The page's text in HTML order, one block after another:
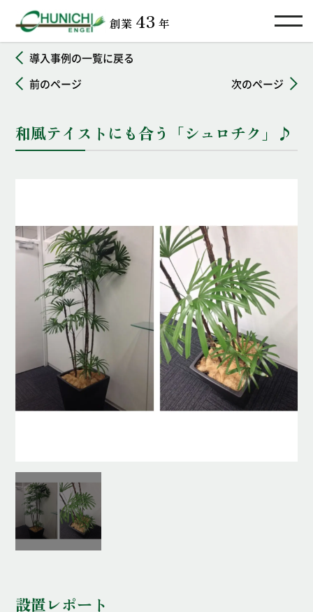
創業 43 年
TOP 導入事例 和風テイストにも合う「シュロチク」♪
導入事例の一覧に戻る
前のページ
次のページ
和風テイストにも合う「シュロチク」♪
設置レポート